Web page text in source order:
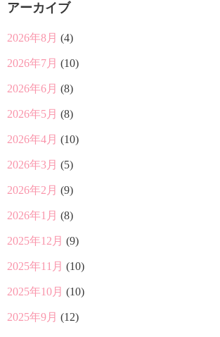
アーカイブ
2026年8月 (4)
2026年7月 (10)
2026年6月 (8)
2026年5月 (8)
2026年4月 (10)
2026年3月 (5)
2026年2月 (9)
2026年1月 (8)
2025年12月 (9)
2025年11月 (10)
2025年10月 (10)
2025年9月 (12)